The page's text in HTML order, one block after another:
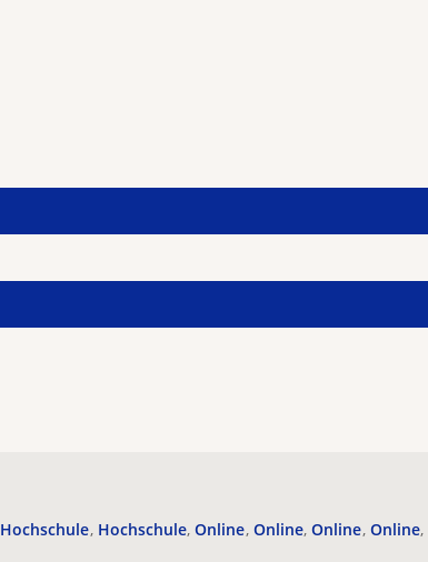
Hochschule Hochschule Online Online Online Online